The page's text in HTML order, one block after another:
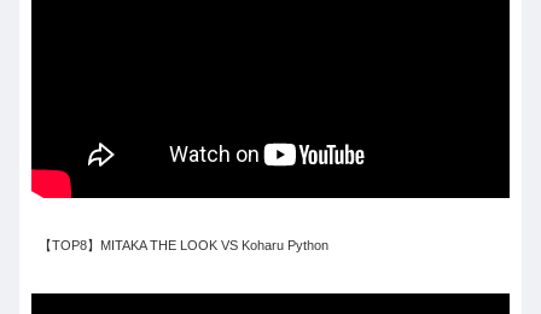
【TOP8】MITAKA THE LOOK VS Koharu Python